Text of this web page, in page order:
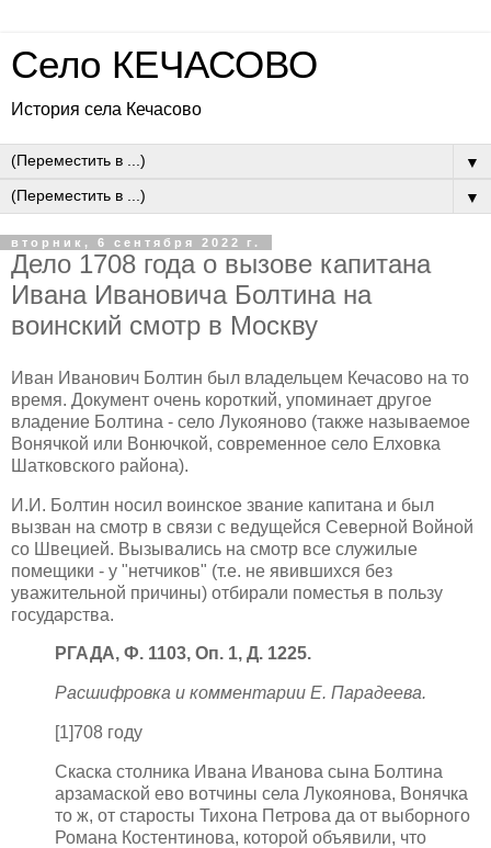
Село КЕЧАСОВО
История села Кечасово
▼
▼
вторник, 6 сентября 2022 г.
Дело 1708 года о вызове капитана
Ивана Ивановича Болтина на
воинский смотр в Москву
Иван Иванович Болтин был владельцем Кечасово на то
время. Документ очень короткий, упоминает другое
владение Болтина - село Лукояново (также называемое
Вонячкой или Вонючкой, современное село Елховка
Шатковского района).
И.И. Болтин носил воинское звание капитана и был
вызван на смотр в связи с ведущейся Северной Войной
со Швецией. Вызывались на смотр все служилые
помещики - у "нетчиков" (т.е. не явившихся без
уважительной причины) отбирали поместья в пользу
государства.
РГАДА, Ф. 1103, Оп. 1, Д. 1225.
Расшифровка и комментарии Е. Парадеева.
[1]708 году
Скаска столника Ивана Иванова сына Болтина
арзамаской ево вотчины села Лукоянова, Вонячка
то ж, от старосты Тихона Петрова да от выборного
Романа Костентинова, которой объявили, что